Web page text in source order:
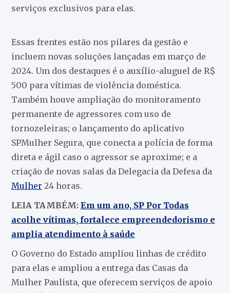
serviços exclusivos para elas.
Essas frentes estão nos pilares da gestão e
incluem novas soluções lançadas em março de
2024. Um dos destaques é o auxílio-aluguel de R$
500 para vítimas de violência doméstica.
Também houve ampliação do monitoramento
permanente de agressores com uso de
tornozeleiras; o lançamento do aplicativo
SPMulher Segura, que conecta a polícia de forma
direta e ágil caso o agressor se aproxime; e a
criação de novas salas da Delegacia da Defesa da
Mulher 24 horas.
LEIA TAMBÉM: Em um ano, SP Por Todas
acolhe vítimas, fortalece empreendedorismo e
amplia atendimento à saúde
O Governo do Estado ampliou linhas de crédito
para elas e ampliou a entrega das Casas da
Mulher Paulista, que oferecem serviços de apoio